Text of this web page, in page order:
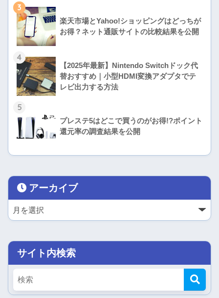
3
楽天市場とYahoo!ショッピングはどっちが
お得？ネット通販サイトの比較結果を公開
4
【2025年最新】Nintendo Switchドック代
替おすすめ｜小型HDMI変換アダプタでテ
レビ出力する方法
5
プレステ5はどこで買うのがお得!?ポイント
還元率の調査結果を公開
アーカイブ
サイト内検索